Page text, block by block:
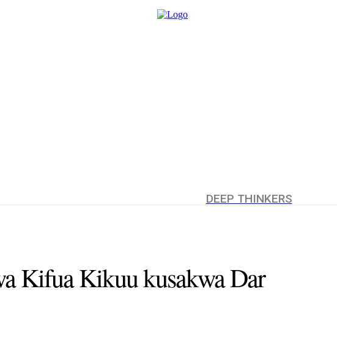
DEEP THINKERS
Kifua Kikuu kusakwa Dar